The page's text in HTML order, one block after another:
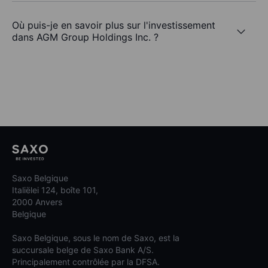
Où puis-je en savoir plus sur l'investissement
dans AGM Group Holdings Inc. ?
Saxo Belgique
Italiëlei 124, boîte 101,
2000 Anvers
Belgique
Saxo Belgique, sous le nom de Saxo, est la
succursale belge de Saxo Bank A/S.
Principalement contrôlée par la DFSA.